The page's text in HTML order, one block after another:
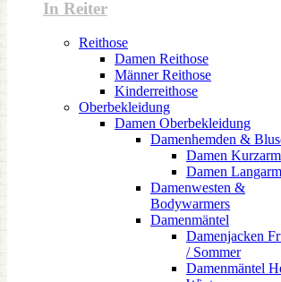
In Reiter
Reithose
Damen Reithose
Männer Reithose
Kinderreithose
Oberbekleidung
Damen Oberbekleidung
Damenhemden &
Damen Kurzarm
Damen Langarm
Damenwesten &
Bodywarmers
Damenmäntel
Damenjacken
/ Sommer
Damenmäntel